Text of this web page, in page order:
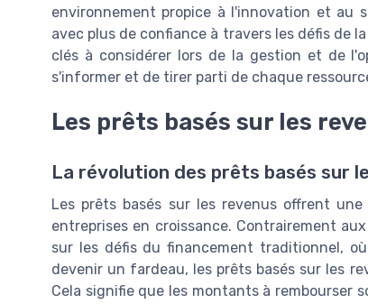
environnement propice à l'innovation et au
avec plus de confiance à travers les défis de
clés à considérer lors de la gestion et de
s'informer et de tirer parti de chaque
Les prêts basés sur les
La révolution des prêts basés sur
Les prêts basés sur les revenus offrent
entreprises en croissance. Contrairement
sur les défis du financement traditionnel,
devenir un fardeau, les prêts basés sur les
Cela signifie que les montants à rembourser